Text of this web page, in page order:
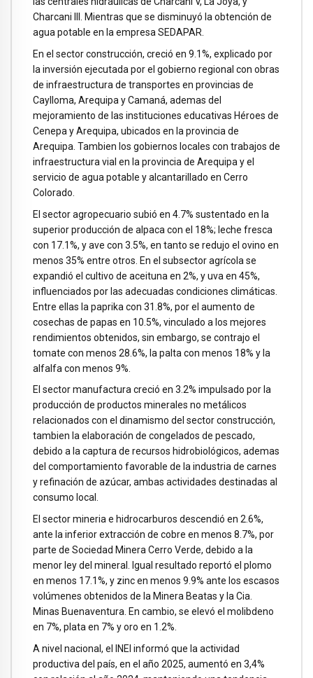
Charcani III. Mientras que se disminuyó la obtención de
agua potable en la empresa SEDAPAR.
En el sector construcción, creció en 9.1%, explicado por
la inversión ejecutada por el gobierno regional con obras
de infraestructura de transportes en provincias de
Caylloma, Arequipa y Camaná, ademas del
mejoramiento de las instituciones educativas Héroes de
Cenepa y Arequipa, ubicados en la provincia de
Arequipa. Tambien los gobiernos locales con trabajos de
infraestructura vial en la provincia de Arequipa y el
servicio de agua potable y alcantarillado en Cerro
Colorado.
El sector agropecuario subió en 4.7% sustentado en la
superior producción de alpaca con el 18%; leche fresca
con 17.1%, y ave con 3.5%, en tanto se redujo el ovino en
menos 35% entre otros. En el subsector agrícola se
expandió el cultivo de aceituna en 2%, y uva en 45%,
influenciados por las adecuadas condiciones climáticas.
Entre ellas la paprika con 31.8%, por el aumento de
cosechas de papas en 10.5%, vinculado a los mejores
rendimientos obtenidos, sin embargo, se contrajo el
tomate con menos 28.6%, la palta con menos 18% y la
alfalfa con menos 9%.
El sector manufactura creció en 3.2% impulsado por la
producción de productos minerales no metálicos
relacionados con el dinamismo del sector construcción,
tambien la elaboración de congelados de pescado,
debido a la captura de recursos hidrobiológicos, ademas
del comportamiento favorable de la industria de carnes
y refinación de azúcar, ambas actividades destinadas al
consumo local.
El sector mineria e hidrocarburos descendió en 2.6%,
ante la inferior extracción de cobre en menos 8.7%, por
parte de Sociedad Minera Cerro Verde, debido a la
menor ley del mineral. Igual resultado reportó el plomo
en menos 17.1%, y zinc en menos 9.9% ante los escasos
volúmenes obtenidos de la Minera Beatas y la Cia.
Minas Buenaventura. En cambio, se elevó el molibdeno
en 7%, plata en 7% y oro en 1.2%.
A nivel nacional, el INEI informó que la actividad
productiva del país, en el año 2025, aumentó en 3,4%